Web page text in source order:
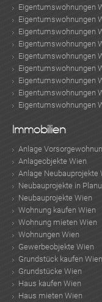
Eigentumswohnungen
Eigentumswohnungen
Eigentumswohnungen
Eigentumswohnungen
Eigentumswohnungen
Eigentumswohnungen
Eigentumswohnungen
Eigentumswohnungen
Eigentumswohnungen
Immobilien
Anlage
Anlageobjekte Wien
Anlage Neubauprojekte
Neubauprojekte in
Neubauprojekte Wien
Wohnung kaufen Wien
Wohnung mieten Wien
Wohnungen Wien
Gewerbeobjekte Wien
Grundstück kaufen Wien
Grundstücke Wien
Haus kaufen Wien
Haus mieten Wien